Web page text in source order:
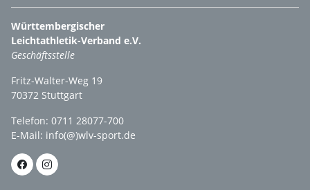
Württembergischer
Leichtathletik-Verband e.V.
Geschäftsstelle
Fritz-Walter-Weg 19
70372 Stuttgart
Telefon: 0711 28077-700
E-Mail: info(@)wlv-sport.de